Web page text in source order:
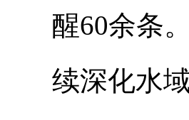
醒60余条
续深化水